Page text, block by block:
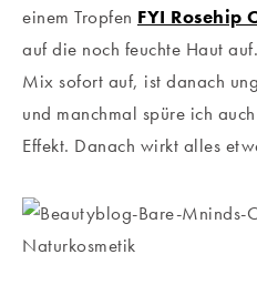
einem Tropfen FYI Rosehip
auf die noch feuchte Haut
Mix sofort auf, ist danach
und manchmal spüre ich
Effekt. Danach wirkt alles